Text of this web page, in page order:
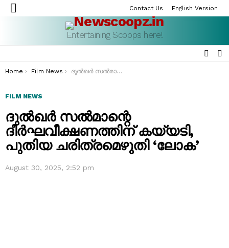
Menu
Contact Us English Version
Entertaining Scoops here!
You are here:
Home Film News ദുൽഖർ സൽമാന്റെ ദീർഘവീക്ഷണത്തിന് കയ്യടി, പുതിയ ചരിത്രമെഴുതി ‘ലോക’
FILM NEWS
ദുൽഖർ സൽമാന്റെ
ദീർഘവീക്ഷണത്തിന് കയ്യടി,
പുതിയ ചരിത്രമെഴുതി ‘ലോക’
August 30, 2025, 2:52 pm